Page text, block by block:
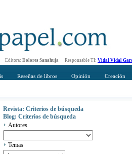
Editora: Dolores Sanahuja Responsable TI: Vidal Vidal
Reseñas de libros Opinión Creación
Revista: Criterios de búsqueda
Blog: Criterios de búsqueda
Autores
Temas